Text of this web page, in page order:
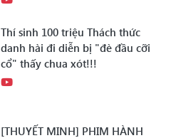
Thí sinh 100 triệu Thách thức
danh hài đi diễn bị "đè đầu cỡi
cổ" thấy chua xót!!!
[THUYẾT MINH] PHIM HÀNH